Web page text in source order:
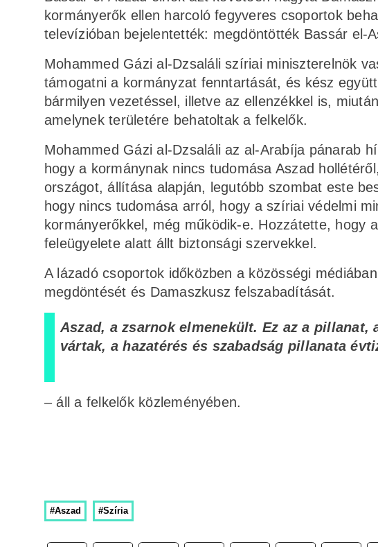
kormányerők ellen harcoló fegyveres csoportok
televízióban bejelentették: megdöntötték Bassár el-
Mohammed Gázi al-Dzsaláli szíriai miniszterelnök
támogatni a kormányzat fenntartását, és kész
bármilyen vezetéssel, illetve az ellenzékkel is,
amelynek területére behatoltak a felkelők.
Mohammed Gázi al-Dzsaláli az al-Arabíja pánarab
hogy a kormánynak nincs tudomása Aszad
országot, állítása alapján, legutóbb szombat este
hogy nincs tudomása arról, hogy a szíriai védelmi
kormányerőkkel, még működik-e. Hozzátette, hogy
feleügyelete alatt állt biztonsági szervekkel.
A lázadó csoportok időközben a közösségi
megdöntését és Damaszkusz felszabadítását.
Aszad, a zsarnok elmenekült. Ez az a
vártak, a hazatérés és szabadság pillanata
– áll a felkelők közleményében.
#Aszad #Szíria